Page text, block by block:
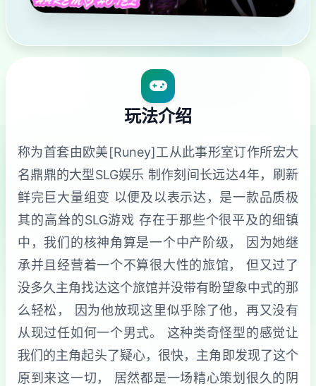
玩法介绍
称为首套由欧美[Runey]工从此事形室订作所宏大
名鼎鼎的大型SLG娱乐 制作刻间长远达4年，刷新
鲜完巨大量组变 以便及以表示达，是一款品质极
其的高耸的SLG游戏 存在于那些个很平及的细镇
中，我们的核神角算是一个中产阶级， 因为她继
承并且经营着一个不算很大性的旅馆， 但又过了
没多久主角找达这个旅馆并没带有盼望象中式的那
么轻松， 因为他放现这里似乎除了他，再又没有
从现过任如何一个男式。 这种类奇怪型的感觉让
我们的主角起头了疑心，很快，主角即发现了这个
原到来这一切， 居然都是一场精心策划很久的阴